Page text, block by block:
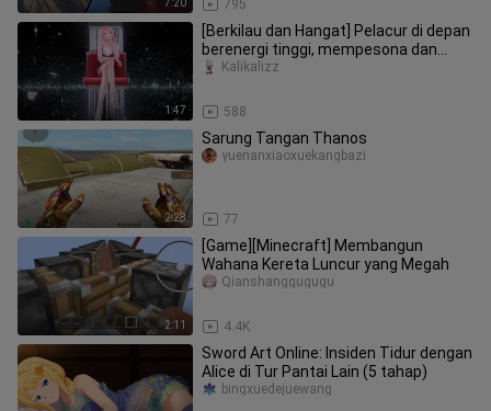
7:20 795
1:47
[Berkilau dan Hangat] Pelacur di depan
berenergi tinggi, mempesona dan
menawan, dan cinta ibu telah
588
Kalikalizz
2:28
Sarung Tangan Thanos
77
yuenanxiaoxuekangbazi
2:11
[Game][Minecraft] Membangun
Wahana Kereta Luncur yang Megah
4.4K
Qianshanggugugu
Sword Art Online: Insiden Tidur dengan
Alice di Tur Pantai Lain (5 tahap)
bingxuedejuewang